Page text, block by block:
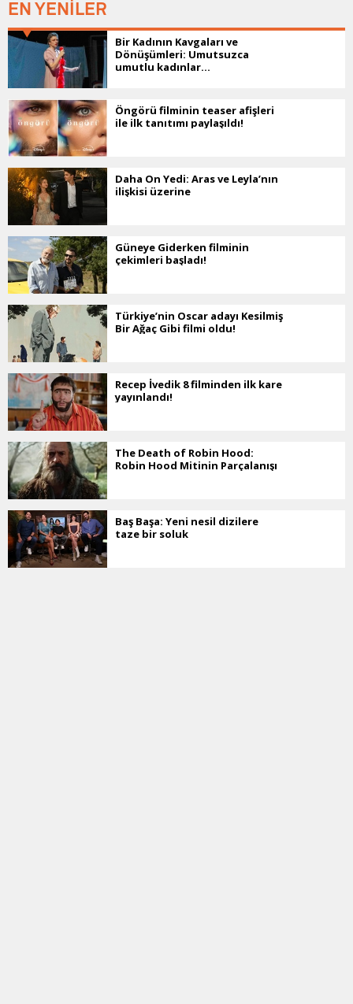
EN YENİLER
Bir Kadının Kavgaları ve
Dönüşümleri: Umutsuzca
umutlu kadınlar...
Öngörü filminin teaser afişleri
ile ilk tanıtımı paylaşıldı!
Daha On Yedi: Aras ve Leyla’nın
ilişkisi üzerine
Güneye Giderken filminin
çekimleri başladı!
Türkiye’nin Oscar adayı Kesilmiş
Bir Ağaç Gibi filmi oldu!
Recep İvedik 8 filminden ilk kare
yayınlandı!
The Death of Robin Hood:
Robin Hood Mitinin Parçalanışı
Baş Başa: Yeni nesil dizilere
taze bir soluk